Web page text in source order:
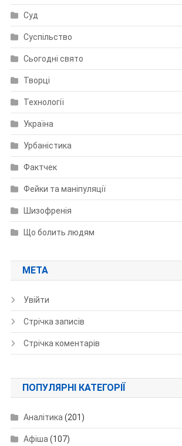
Суд
Суспільство
Сьогодні свято
Творці
Технології
Україна
Урбаністика
Фактчек
Фейки та маніпуляції
Шизофренія
Що болить людям
МЕТА
Увійти
Стрічка записів
Стрічка коментарів
ПОПУЛЯРНІ КАТЕГОРІЇ
Аналітика(201)
Афіша(107)